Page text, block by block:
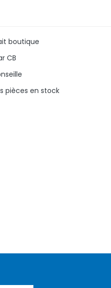
boutique
CB
pièces en stock